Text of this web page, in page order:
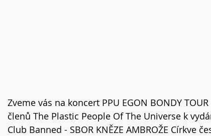
Zveme vás na koncert PPU EGON BONDY
členů The Plastic People Of The Universe k
Club Banned - SBOR KNĚZE AMBROŽE Církve